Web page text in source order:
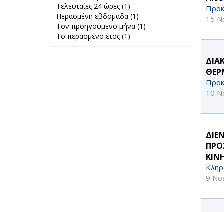
15
10
9
filter
Τελευταίες 24 ώρες (1)
24 ώρες filter
Περασμένη εβδομάδα (1)
Περασμένη
Τον προηγούμενο μήνα (1)
Το περασμένο έτος (1)